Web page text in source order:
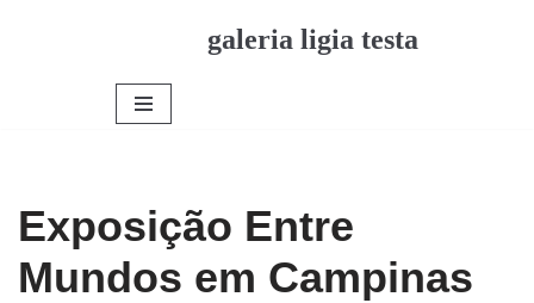
galeria ligia testa
Exposição Entre
Mundos em Campinas